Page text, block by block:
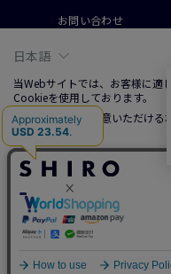
お問い合わせ
よくあるご質問
会社概要
ご利用規約
特定商取引法に基づく
プライバシーポリシー
ソーシャルメディアポリ
日本語
当Webサイトでは、お客様に適
Cookieを使用しております。
Cookieの使用に同意いただける
い。
詳しくは、右上記載プライバシ
をクリックのうえ、ご参照くださ